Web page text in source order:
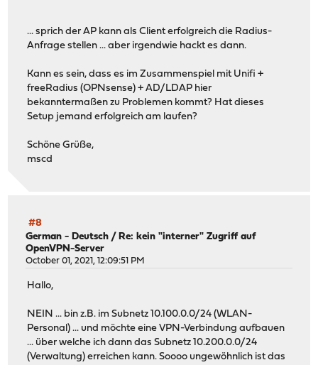
(11) mschap: WARNING: No Cleartext-Password configured.
(11) mschap: Creating challenge hash with username:
(11) mschap: ERROR: FAILED: No NT-Password. Cannot
(11) mschap: ERROR: MS-CHAP2-Response is incorrect
... sprich der AP kann als Client erfolgreich die Radius-
Anfrage stellen ... aber irgendwie hackt es dann.
Kann es sein, dass es im Zusammenspiel mit Unifi +
freeRadius (OPNsense) + AD/LDAP hier
bekanntermaßen zu Problemen kommt? Hat dieses
Setup jemand erfolgreich am laufen?
Schöne Grüße,
mscd
#8
German - Deutsch /Re: kein "interner" Zugriff auf
OpenVPN-Server
October 01, 2021, 12:09:51 PM
Hallo,
NEIN ... bin z.B. im Subnetz 10.100.0.0/24 (WLAN-
Personal) ... und möchte eine VPN-Verbindung aufbauen
... über welche ich dann das Subnetz 10.200.0.0/24
(Verwaltung) erreichen kann. Soooo ungewöhnlich ist das